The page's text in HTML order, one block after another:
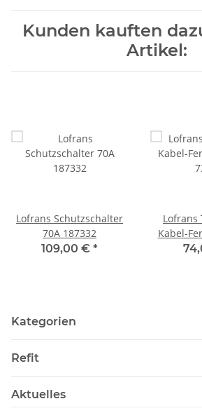
Kunden kauften
Artikel:
Lofrans Schutzschalter
70A 187332
109,00 € *
Lofrans
Kabel-
Kategorien
Refit
Aktuelles